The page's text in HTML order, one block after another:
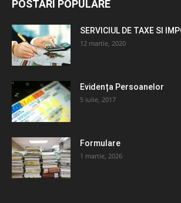
POSTĂRI POPULARE
SERVICIUL DE TAXE SI
12 martie, 2020
Evidența Persoanelor
5 iulie, 2017
Formulare
1 martie, 2026